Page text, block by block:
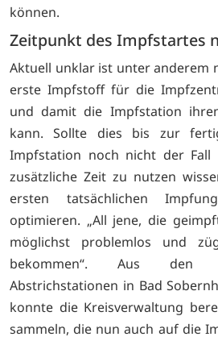
können.
Zeitpunkt des Impfstartes
Aktuell unklar ist unter anderem
erste Impfstoff für die
und damit die Impfstation
kann. Sollte dies bis zur
Impfstation noch nicht der Fall
zusätzliche Zeit zu nutzen
ersten tatsächlichen
optimieren. „All jene, die
möglichst problemlos und
bekommen“. Aus den
Abstrichstationen in Bad
konnte die Kreisverwaltung
sammeln, die nun auch auf die